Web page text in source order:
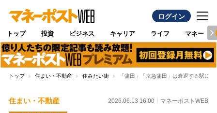
ログイン
トップ 投資 ビジネス キャリア ライフ マネー
トップ 住まい・不動産 住みたい街 「蒲田」「京急蒲田」は衰退する駅に
住まい・不動産 2026.06.13 16:00 マネーポストWEB